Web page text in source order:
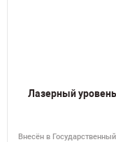
Лазерный уровень
Внесён в